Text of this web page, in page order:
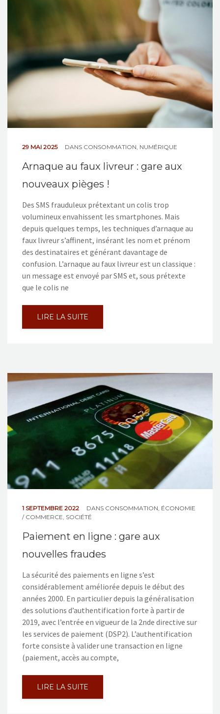
29 MAI 2025 DANS CONSOMMATION, NUMÉRIQUE
Arnaque au faux livreur : gare aux
nouveaux pièges !
Des SMS frauduleux prétextant un colis trop
volumineux envahissent les smartphones. Mais
depuis quelques temps, les techniques d’arnaque au
faux livreur s’affinent, insérant les nom et prénom
des destinataires et générant davantage de
confusion. L’arnaque au faux livreur est un classique :
un message est envoyé par SMS et, sous prétexte
que le colis ne
LIRE LA SUITE
1 SEPTEMBRE 2022 DANS CONSOMMATION ÉCONOMIE
/ COMMERCE SOCIÉTÉ
Paiement en ligne : gare aux
nouvelles fraudes
La sécurité des paiements en ligne s’est
considérablement améliorée depuis le début des
années 2000. En particulier depuis la généralisation
des solutions d’authentification forte à partir de
2019, avec l’entrée en vigueur de la 2nde directive sur
les services de paiement (DSP2). L’authentification
forte consiste à valider une transaction en ligne
(paiement, accès au compte,
LIRE LA SUITE